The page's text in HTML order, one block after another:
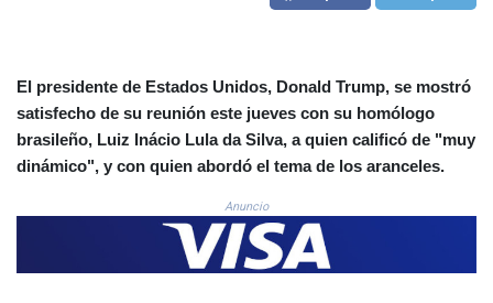
CNY 7.796165
CNH 7.792791
COP
3648.389022
CUC 1.155398
CUP 30.61805
CVE 110.22332
El presidente de Estados Unidos, Donald Trump, se mostró
satisfecho de su reunión este jueves con su homólogo
brasileño, Luiz Inácio Lula da Silva, a quien calificó de "muy
dinámico", y con quien abordó el tema de los aranceles.
Anuncio